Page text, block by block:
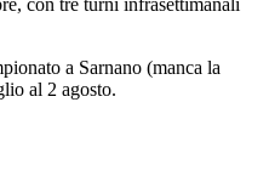
a Sarnano (manca la
al 2 agosto.